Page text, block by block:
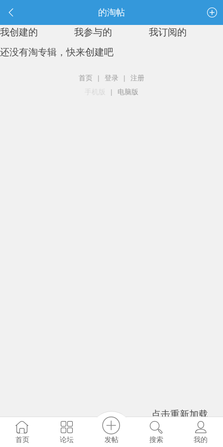
的淘帖
我创建的 我参与的
我订阅的
还没有淘专辑，快来创建吧
点击重新加载
首页 | 登录 |
注册
手机版
| 电脑版
首页 论坛 发帖 搜索 我的